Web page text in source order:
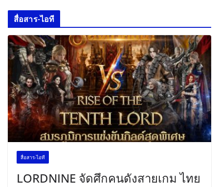
สื่อสาร-ไอที
สื่อสาร-ไอที
LORDNINE จัดศึกคนดังสายเกม ไทย